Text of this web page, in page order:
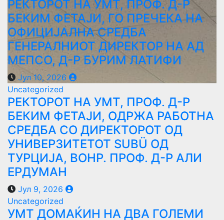
РЕКТОРОТ НА УМТ, ПРОФ. Д-Р
БЕКИМ ФЕТАЈИ, ГО ПРЕЧЕКА НА
ОФИЦИЈАЛНА СРЕДБА
ГЕНЕРАЛНИОТ ДИРЕКТОР НА АД
МЕПСО, Д-Р БУРИМ ЛАТИФИ
Јул 10, 2026
Uncategorized
РЕКТОРОТ НА УМТ, ПРОФ. Д-Р
БЕКИМ ФЕТАЈИ, ОДРЖА РАБОТНА
СРЕДБА СО ДИРЕКТОРОТ ОД
УНИВЕРЗИТЕТОТ SUBÜ ОД
ТУРЦИЈА, ВОНР. ПРОФ. Д-Р АЛИ
ЕРДУМАН
Јул 9, 2026
Uncategorized
УMТ ДОМАЌИН НА ДВА ГОЛЕМИ